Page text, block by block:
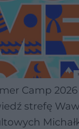
Camp
strefę